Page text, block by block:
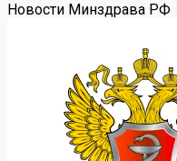
Новости Минздрава РФ